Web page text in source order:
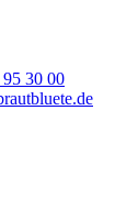
30 00